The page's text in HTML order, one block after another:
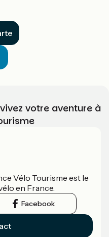
votre aventure à
Vélo Tourisme est le
en France.
Facebook